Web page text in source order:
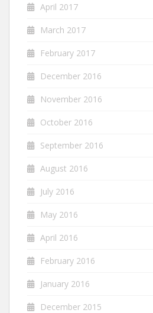
April 2017
March 2017
February 2017
December 2016
November 2016
October 2016
September 2016
August 2016
July 2016
May 2016
April 2016
February 2016
January 2016
December 2015